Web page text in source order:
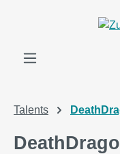
Talents